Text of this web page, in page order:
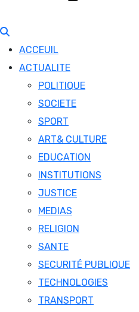
ACCEUIL
ACTUALITE
POLITIQUE
SOCIETE
SPORT
ART& CULTURE
EDUCATION
INSTITUTIONS
JUSTICE
MEDIAS
RELIGION
SANTE
SECURITÉ PUBLIQUE
TECHNOLOGIES
TRANSPORT